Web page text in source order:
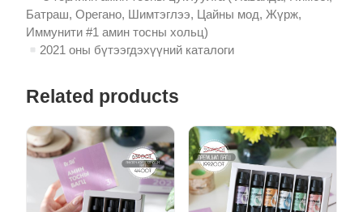
Батраш, Орегано, Шимтэглээ, Цайны мод, Жүрж,
Иммунити #1 амин тосны хольц)
2021 оны бүтээгдэхүүний каталоги
Related products